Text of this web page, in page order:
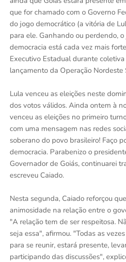
que for chamado com o Governo
do jogo democrático (a vitória de
para ele. Ganhando ou perdendo,
democracia está cada vez mais
Executivo Estadual durante
lançamento da Operação Nordeste
Lula venceu as eleições neste
dos votos válidos. Ainda ontem à
venceu as eleições no primeiro
com uma mensagem nas redes
soberano do povo brasileiro! Faço
democracia. Parabenizo o
Governador de Goiás, continuarei
escreveu Caiado.
Nesta segunda, Caiado reforçou
animosidade na relação entre o
"A relação tem de ser respeitosa.
seja essa", afirmou. "Todas as
para se reunir, estará presente,
participando das discussões",